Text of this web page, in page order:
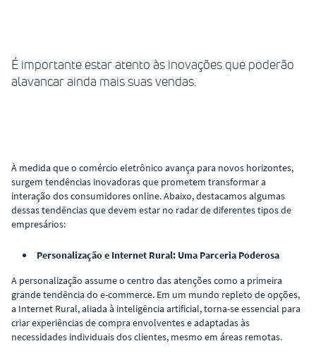
É importante estar atento às inovações que poderão
alavancar ainda mais suas vendas.
À medida que o comércio eletrônico avança para novos horizontes,
surgem tendências inovadoras que prometem transformar a
interação dos consumidores online. Abaixo, destacamos algumas
dessas tendências que devem estar no radar de diferentes tipos de
empresários:
Personalização e Internet Rural: Uma Parceria Poderosa
A personalização assume o centro das atenções como a primeira
grande tendência do e-commerce. Em um mundo repleto de opções,
a Internet Rural, aliada à inteligência artificial, torna-se essencial para
criar experiências de compra envolventes e adaptadas às
necessidades individuais dos clientes, mesmo em áreas remotas.